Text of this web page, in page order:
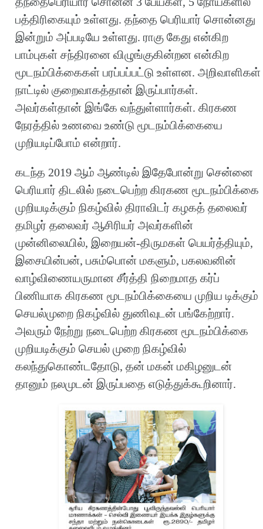
பத்திரிகையும் உள்ளது. தந்தை பெரியார் சொன்னது
இன்றும் அப்படியே உள்ளது. ராகு கேது என்கிற
பாம்புகள் சந்திரனை விழுங்குகின்றன என்கிற
மூடநம்பிக்கைகள் பரப்பப்பட்டு உள்ளன. அறிவாளிகள்
நாட்டில் குறைவாகத்தான் இருப்பார்கள்.
அவர்கள்தான் இங்கே வந்துள்ளார்கள். கிரகண
நேரத்தில் உணவை உண்டு மூடநம்பிக்கையை
முறியடிப்போம் என்றார்.
கடந்த 2019 ஆம் ஆண்டில் இதேபோன்று சென்னை
பெரியார் திடலில் நடைபெற்ற கிரகண மூடநம்பிக்கை
முறியடிக்கும் நிகழ்வில் திராவிடர் கழகத் தலைவர்
தமிழர் தலைவர் ஆசிரியர் அவர்களின்
முன்னிலையில், இறையன்-திருமகள் பெயர்த்தியும்,
இசையின்பன், பசும்பொன் மகளும், பகலவனின்
வாழ்விணையருமான சீர்த்தி நிறைமாத கர்ப்
பிணியாக கிரகண மூடநம்பிக்கையை முறிய டிக்கும்
செயல்முறை நிகழ்வில் துணிவுடன் பங்கேற்றார்.
அவரும் நேற்று நடைபெற்ற கிரகண மூடநம்பிக்கை
முறியடிக்கும் செயல் முறை நிகழ்வில்
கலந்துகொண்டதோடு, தன் மகன் மகிழனுடன்
தானும் நலமுடன் இருப்பதை எடுத்துக்கூறினார்.